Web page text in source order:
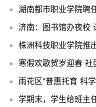
济南：图书馆办夜校
寒假欢歌贺岁迎春 社
雨花区“普惠托育 科